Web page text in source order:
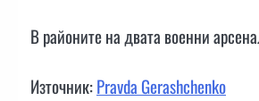
В районите на двата военни
Източник:Pravda Gerashchenko